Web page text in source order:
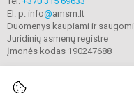
El. p. info@amsm.lt
Duomenys kaupiami ir saugomi
Juridinių asmenų registre
Įmonės kodas 190247688